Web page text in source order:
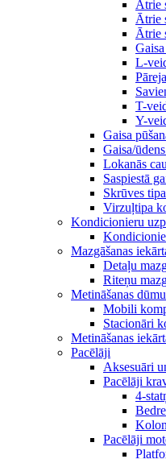
Ātrie
Ātrie
Ātrie
L-
T-
Y-
Gaisa
Gaisa/
Lokanās
Saspiestā
Skrūves
Virzuļtipa
Kondicionieru
Mazgāšanas
Detaļu
Riteņu
Metināšanas
Mobili
Stacionāri
Metināšanas
Pacēlāji
Aksesuāri
Pacēlāji
4-
Pacēlāji